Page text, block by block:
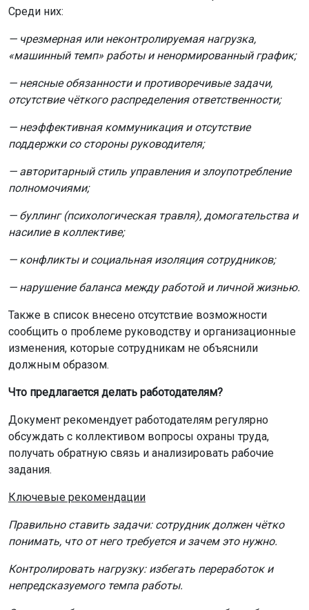
Среди них:
— чрезмерная или неконтролируемая нагрузка,
«машинный темп» работы и ненормированный график;
— неясные обязанности и противоречивые задачи,
отсутствие чёткого распределения ответственности;
— неэффективная коммуникация и отсутствие
поддержки со стороны руководителя;
— авторитарный стиль управления и злоупотребление
полномочиями;
— буллинг (психологическая травля), домогательства и
насилие в коллективе;
— конфликты и социальная изоляция сотрудников;
— нарушение баланса между работой и личной жизнью.
Также в список внесено отсутствие возможности
сообщить о проблеме руководству и организационные
изменения, которые сотрудникам не объяснили
должным образом.
Что предлагается делать работодателям?
Документ рекомендует работодателям регулярно
обсуждать с коллективом вопросы охраны труда,
получать обратную связь и анализировать рабочие
задания.
Ключевые рекомендации
Правильно ставить задачи: сотрудник должен чётко
понимать, что от него требуется и зачем это нужно.
Контролировать нагрузку: избегать переработок и
непредсказуемого темпа работы.